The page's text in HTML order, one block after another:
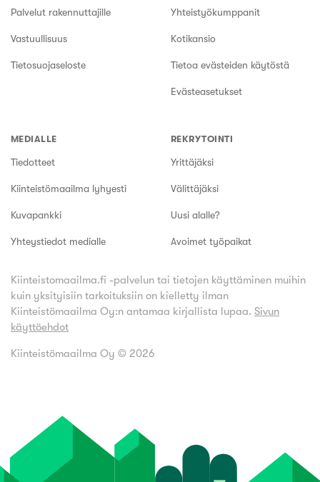
Palvelut rakennuttajille
Vastuullisuus
Tietosuojaseloste
Yhteistyökumppanit
Kotikansio
Tietoa evästeiden käytöstä
Evästeasetukset
MEDIALLE
Tiedotteet
Kiinteistömaailma lyhyesti
Kuvapankki
Yhteystiedot medialle
REKRYTOINTI
Yrittäjäksi
Välittäjäksi
Uusi alalle?
Avoimet työpaikat
Kiinteistomaailma.fi -palvelun tai tietojen käyttäminen muihin
kuin yksityisiin tarkoituksiin on kielletty ilman
Kiinteistömaailma Oy:n antamaa kirjallista lupaa. Sivun
käyttöehdot
Kiinteistömaailma Oy © 2026